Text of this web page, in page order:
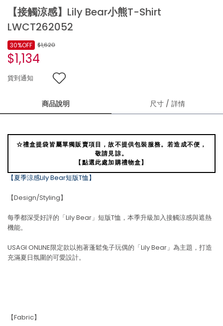
【接觸涼感】Lily Bear小熊T-Shirt
LWCT262052
$1,620
$1,134
30%OFF
貨到通知
商品說明 尺寸 / 詳情
☆禮盒提袋皆屬單獨販賣項目，故不提供包裝服務。若造成不便，
敬請見諒。
【點選此處加購禮物盒】
【夏季涼感Lily Bear短版T恤】
【Design/Styling】
每季都深受好評的「Lily Bear」短版T恤，本季升級加入接觸涼感與遮熱
機能。
USAGI ONLINE限定款以抱著蓬鬆兔子玩偶的「Lily Bear」為主題，打造
充滿夏日氛圍的可愛設計。
【Fabric】